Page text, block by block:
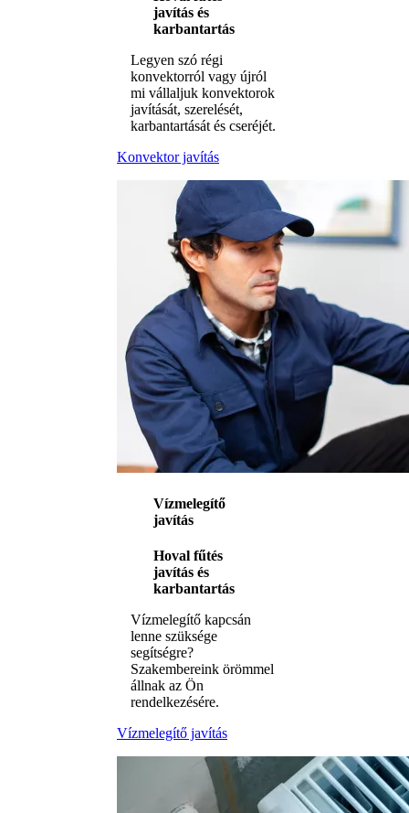
javítás és
karbantartás
Legyen szó régi
konvektorról vagy újról
mi vállaljuk konvektorok
javítását, szerelését,
karbantartását és cseréjét.
Konvektor javítás
Vízmelegítő
javítás
Hoval fűtés
javítás és
karbantartás
Vízmelegítő kapcsán
lenne szüksége
segítségre?
Szakembereink örömmel
állnak az Ön
rendelkezésére.
Vízmelegítő javítás